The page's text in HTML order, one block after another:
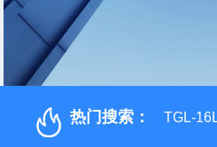
热门搜索： TGL-